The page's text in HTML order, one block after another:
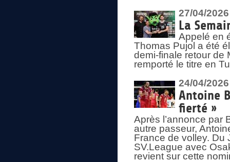
27/04/2026
La
Appelé en
Thomas Pujol a été
demi-finale retour de
remporté le titre en
24/04/2026
Antoine
fierté »
Après l’annonce par
autre passeur,
France de volley. Du
SV.League avec
revient sur cette